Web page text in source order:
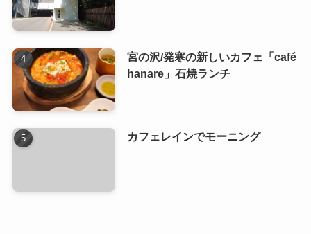
宮の沢/発寒の新しいカフェ「café
hanare」石焼ランチ
カフェレインでモーニング